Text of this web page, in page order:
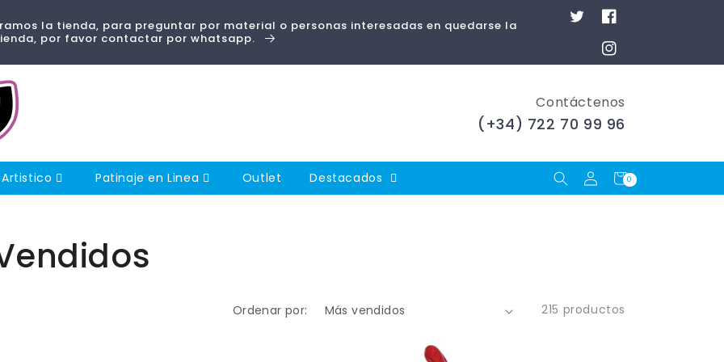
la tienda, para preguntar por material o personas interesadas en quedarse la
por favor contactar por whatsapp.
TwitterFacebook
Instagram
Contáctenos
(+34) 722 70 99 96
Patinaje en Linea Outlet Destacados
Iniciar
sesión
Carrito
0
0
artículos
Ordenar por: 215 productos